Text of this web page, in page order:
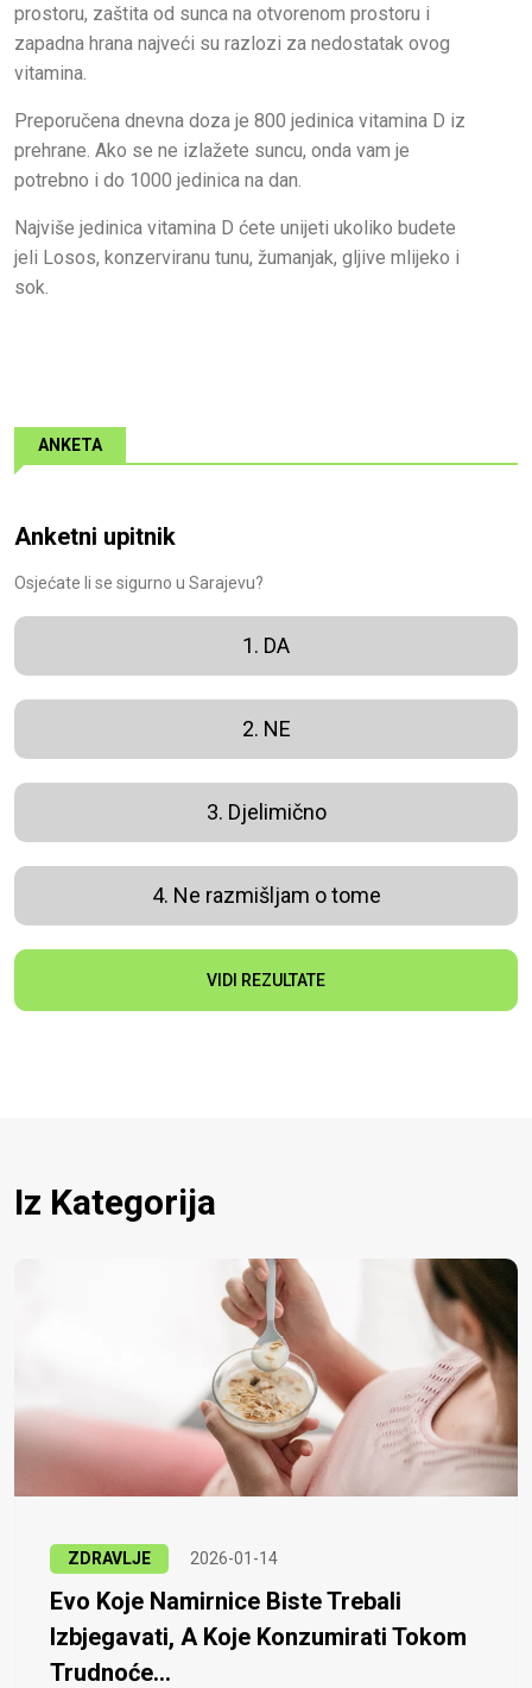
prostoru, zaštita od sunca na otvorenom prostoru i
zapadna hrana najveći su razlozi za nedostatak ovog
vitamina.
Preporučena dnevna doza je 800 jedinica vitamina D iz
prehrane. Ako se ne izlažete suncu, onda vam je
potrebno i do 1000 jedinica na dan.
Najviše jedinica vitamina D ćete unijeti ukoliko budete
jeli Losos, konzerviranu tunu, žumanjak, gljive mlijeko i
sok.
ANKETA
Anketni upitnik
Osjećate li se sigurno u Sarajevu?
1. DA
2. NE
3. Djelimično
4. Ne razmišljam o tome
VIDI REZULTATE
Iz Kategorija
ZDRAVLJE 2026-01-14
Evo Koje Namirnice Biste Trebali
Izbjegavati, A Koje Konzumirati Tokom
Trudnoće...